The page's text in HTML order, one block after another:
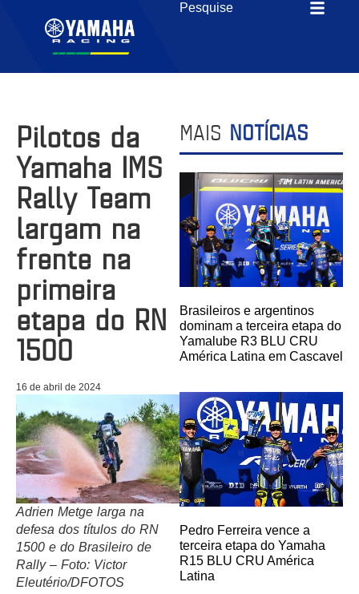
Pilotos da
Yamaha IMS
Rally Team
largam na
frente na
primeira
etapa do RN
1500
16 de abril de 2024
Adrien Metge larga na
defesa dos títulos do RN
1500 e do Brasileiro de
Rally – Foto: Victor
Eleutério/DFOTOS
MAIS NOTÍCIAS
Brasileiros e argentinos
dominam a terceira etapa do
Yamalube R3 BLU CRU
América Latina em Cascavel
Pedro Ferreira vence a
terceira etapa do Yamaha
R15 BLU CRU América
Latina